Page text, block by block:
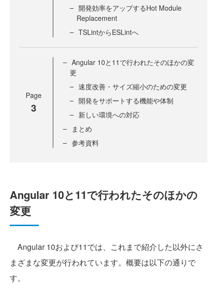
開発効率をアップするHot Module
Replacement
TSLintからESLintへ
Page
3
Angular 10と11で行われたそのほかの変
更
速度改善・サイズ縮小のための変更
開発をサポートする機能や体制
新しい環境への対応
まとめ
参考資料
Angular 10と11で行われたそのほかの
変更
Angular 10および11では、これまで紹介した以外にさ
まざまな変更が行われています。概要は以下の通りで
す。